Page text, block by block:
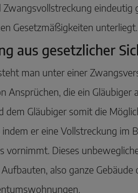
eindeutig
Gesetzmäßigkeiten unterliegt.
aus gesetzlicher
man unter einer
Ansprüchen, die ein Gläubiger
Gläubiger somit die
indem er eine Vollstreckung im
vornimmt. Dieses
also ganze Gebäude